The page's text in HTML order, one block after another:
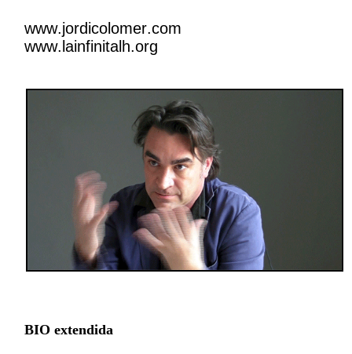
www.jordicolomer.com
www.lainfinitalh.org
BIO extendida